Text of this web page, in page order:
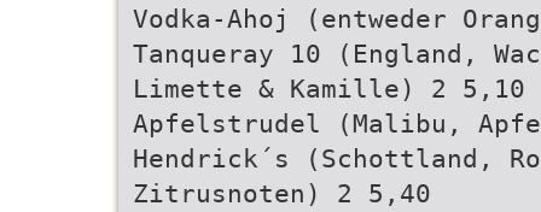
Vodka-Ahoj (entweder
Tanqueray 10 (England,
Limette & Kamille) 2 5,10
Apfelstrudel (Malibu,
Hendrick´s (Schottland,
Zitrusnoten) 2 5,40